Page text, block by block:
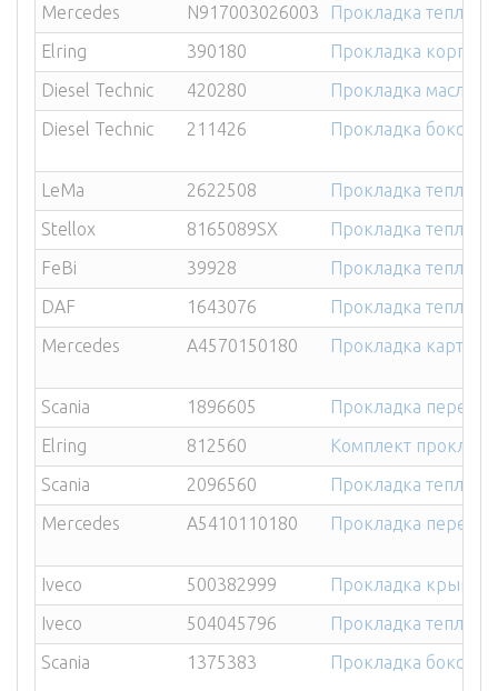
Mercedes N917003026003
Прокладка
Elring
390180
Прокладка
Diesel Technic
420280
Прокладка
Diesel Technic
211426 Прокладка
LeMa 2622508
Прокладка
Stellox
8165089SX
Прокладка
FeBi
39928
Прокладка
DAF
1643076
Прокладка
Mercedes
A4570150180 Прокладка
Scania 1896605
Прокладка
Elring
812560
Комплект
Scania
2096560
Прокладка
Mercedes
A5410110180 Прокладка
Iveco 500382999
Прокладка крышки
Iveco
504045796
Прокладка
Scania
1375383 Прокладка